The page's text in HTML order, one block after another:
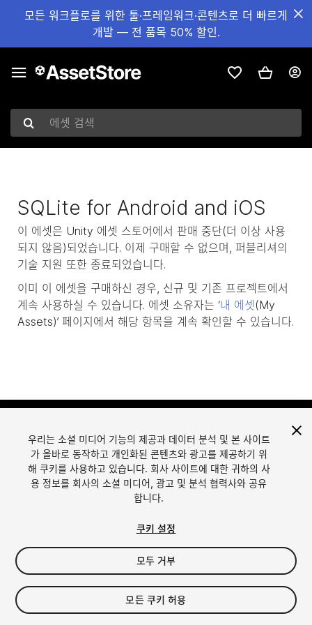
모든 워크플로를 위한 툴·프레임워크·콘텐츠로 더 빠르게
개발 — 전 품목 50% 할인.
에셋 검색
SQLite for Android and iOS
이 에셋은 Unity 에셋 스토어에서 판매 중단(더 이상 사용
되지 않음)되었습니다. 이제 구매할 수 없으며, 퍼블리셔의
기술 지원 또한 종료되었습니다.
이미 이 에셋을 구매하신 경우, 신규 및 기존 프로젝트에서
계속 사용하실 수 있습니다. 에셋 소유자는 ‘내 에셋 (My
Assets)’ 페이지에서 해당 항목을 계속 확인할 수 있습니다.
한국어
日本語
Unity에서 에셋 판매
Sell Assets
에셋 스토어 툴
퍼블리셔 로그인
자주 묻는 질문
우리는 소셜 미디어 기능의 제공과 데이터 분석 및 본 사이트
가 올바로 동작하고 개인화된 콘텐츠와 광고를 제공하기 위
해 쿠키를 사용하고 있습니다. 회사 사이트에 대한 귀하의 사
용 정보를 회사의 소셜 미디어, 광고 및 분석 협력사와 공유
합니다.
쿠키 설정
모두 거부
모든 쿠키 허용